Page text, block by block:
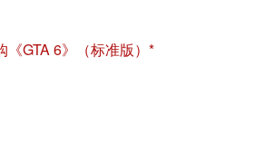
GTA 6》（标准版）